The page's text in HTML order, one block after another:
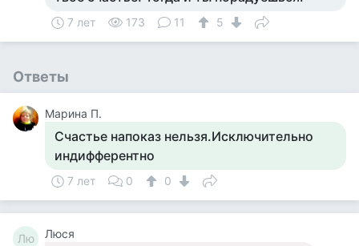
7 лет 173 11 5
Ответы
Марина П.
Счастье напоказ нельзя.Исключительно
индифферентно
7 лет 0 0
Лю Люся